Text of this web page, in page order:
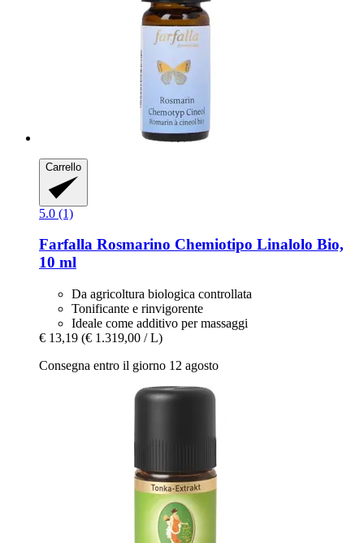
Carrello
5.0 (1)
Farfalla Rosmarino Chemiotipo Linalolo Bio,
10 ml
Da agricoltura biologica controllata
Tonificante e rinvigorente
Ideale come additivo per massaggi
€ 13,19 (€ 1.319,00 / L)
Consegna entro il giorno 12 agosto